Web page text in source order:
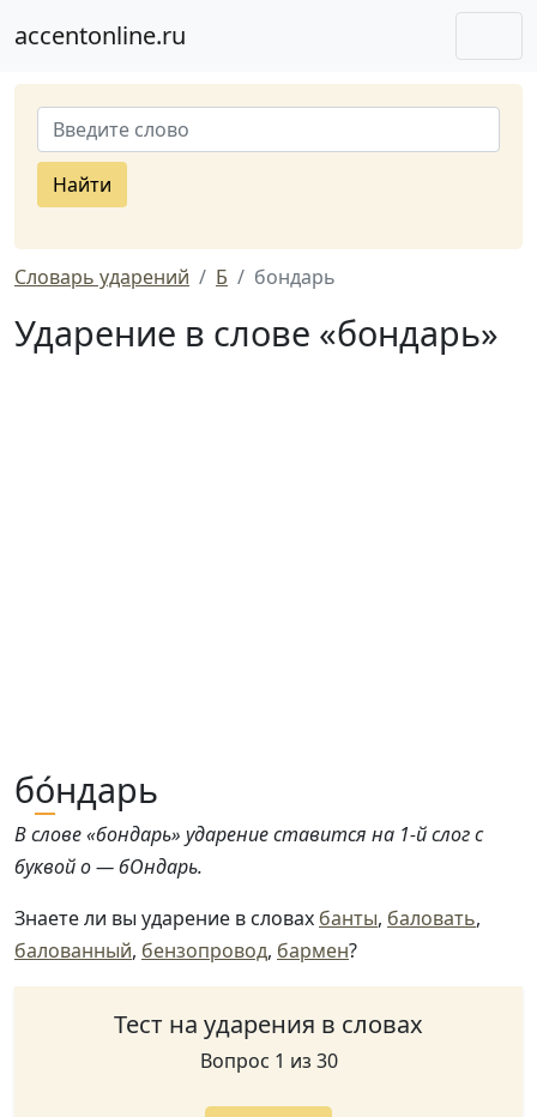
accentonline.ru
Найти
Словарь ударений Б бондарь
Ударение в слове «бондарь»
бо́ндарь
В слове «бондарь» ударение ставится на 1-й слог с
буквой о — бОндарь.
Знаете ли вы ударение в словах банты, баловать,
балованный, бензопровод, бармен?
Тест на ударения в словах
Вопрос 1 из 30